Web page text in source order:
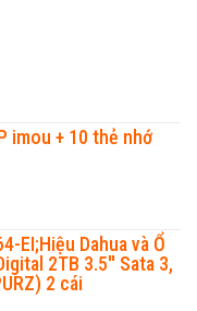
imou + 10 thẻ nhớ
EI;Hiệu Dahua và Ổ
2TB 3.5'' Sata 3,
2 cái